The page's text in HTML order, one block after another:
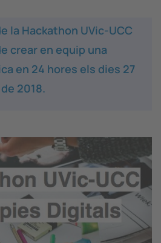
la Hackathon UVic-UCC
crear en equip una
en 24 hores els dies 27
2018.